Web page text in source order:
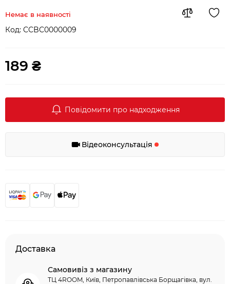
Немає в наявності
Код: CCBC0000009
189 ₴
Повідомити про надходження
Відеоконсультація
Доставка
Самовивіз з магазину
ТЦ 4ROOM, Київ, Петропавлівська Борщагівка, вул.